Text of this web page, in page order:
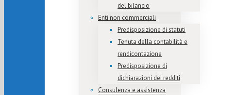
del bilancio
Enti non commerciali
Predisposizione di statuti
Tenuta della contabilità e
rendicontazione
Predisposizione di
dichiarazioni dei redditi
Consulenza e assistenza